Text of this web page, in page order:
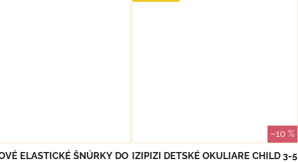
ELASTICKÉ ŠNÚRKY DO
–10 %
IZIPIZI DETSKÉ OKULIARE CHILD 3-5